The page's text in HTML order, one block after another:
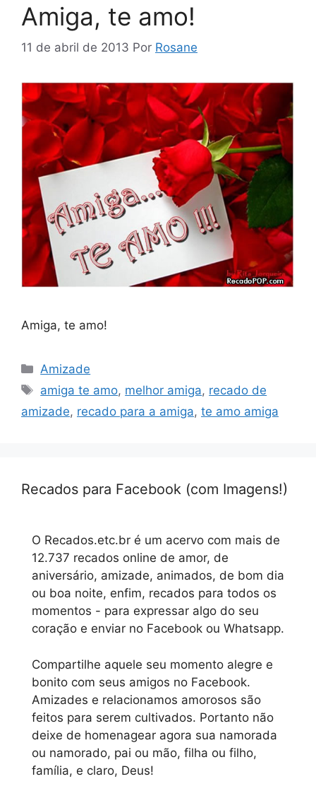
Amiga, te amo!
11 de abril de 2013 Por Rosane
Amiga, te amo!
Categorias
Amizade
Tags
amiga te amo, melhor amiga, recado de
amizade, recado para a amiga, te amo amiga
Recados para Facebook (com Imagens!)
O Recados.etc.br é um acervo com mais de
12.737 recados online de amor, de
aniversário, amizade, animados, de bom dia
ou boa noite, enfim, recados para todos os
momentos - para expressar algo do seu
coração e enviar no Facebook ou Whatsapp.
Compartilhe aquele seu momento alegre e
bonito com seus amigos no Facebook.
Amizades e relacionamos amorosos são
feitos para serem cultivados. Portanto não
deixe de homenagear agora sua namorada
ou namorado, pai ou mão, filha ou filho,
família, e claro, Deus!